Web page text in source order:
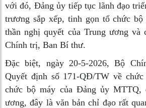
với đó, Đảng ủy tiếp tục lãnh đạo
trương sắp xếp, tinh gọn tổ chức
thần nghị quyết của Trung ương và
Chính trị, Ban Bí thư.
Đặc biệt, ngày 20-5-2026, Bộ
Quyết định số 171-QĐ/TW về
chức bộ máy của Đảng ủy MTTQ,
ương, đây là văn bản chỉ đạo rất